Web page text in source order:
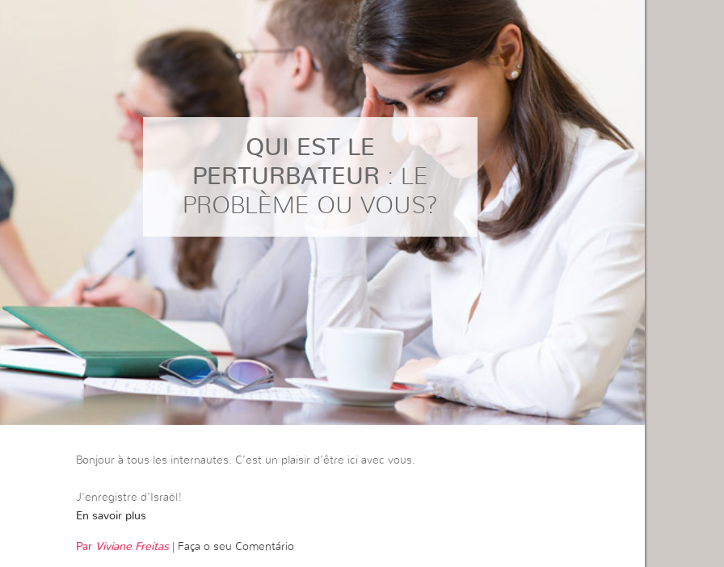
QUI EST LE
PERTURBATEUR : LE
PROBLÈME OU VOUS?
Bonjour à tous les internautes. C’est un plaisir d’être ici avec vous.
J’enregistre d’Israël!
En savoir plus
Par Viviane Freitas| Faça o seu Comentário